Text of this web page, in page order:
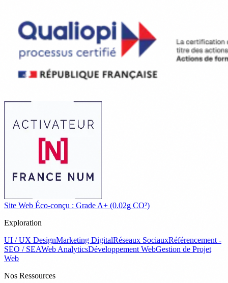
Site Web Éco-conçu : Grade A+ (0.02g CO²)
Exploration
UI / UX DesignMarketing DigitalRéseaux SociauxRéférencement -
SEO / SEAWeb AnalyticsDéveloppement WebGestion de Projet
Web
Nos Ressources